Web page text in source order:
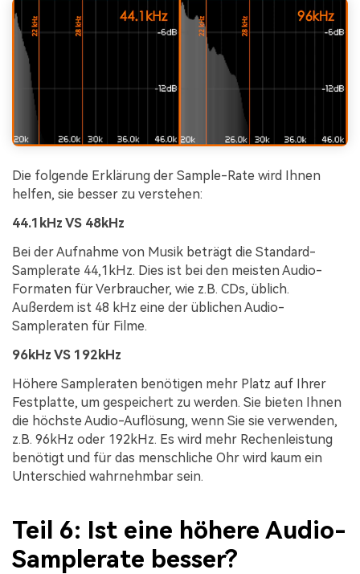
Die folgende Erklärung der Sample-Rate wird Ihnen
helfen, sie besser zu verstehen:
44.1kHz VS 48kHz
Bei der Aufnahme von Musik beträgt die Standard-
Samplerate 44,1kHz. Dies ist bei den meisten Audio-
Formaten für Verbraucher, wie z.B. CDs, üblich.
Außerdem ist 48 kHz eine der üblichen Audio-
Sampleraten für Filme.
96kHz VS 192kHz
Höhere Sampleraten benötigen mehr Platz auf Ihrer
Festplatte, um gespeichert zu werden. Sie bieten Ihnen
die höchste Audio-Auflösung, wenn Sie sie verwenden,
z.B. 96kHz oder 192kHz. Es wird mehr Rechenleistung
benötigt und für das menschliche Ohr wird kaum ein
Unterschied wahrnehmbar sein.
Teil 6: Ist eine höhere Audio-
Samplerate besser?